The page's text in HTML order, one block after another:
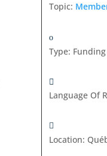
Topic:
Type:
Language Of
Location: